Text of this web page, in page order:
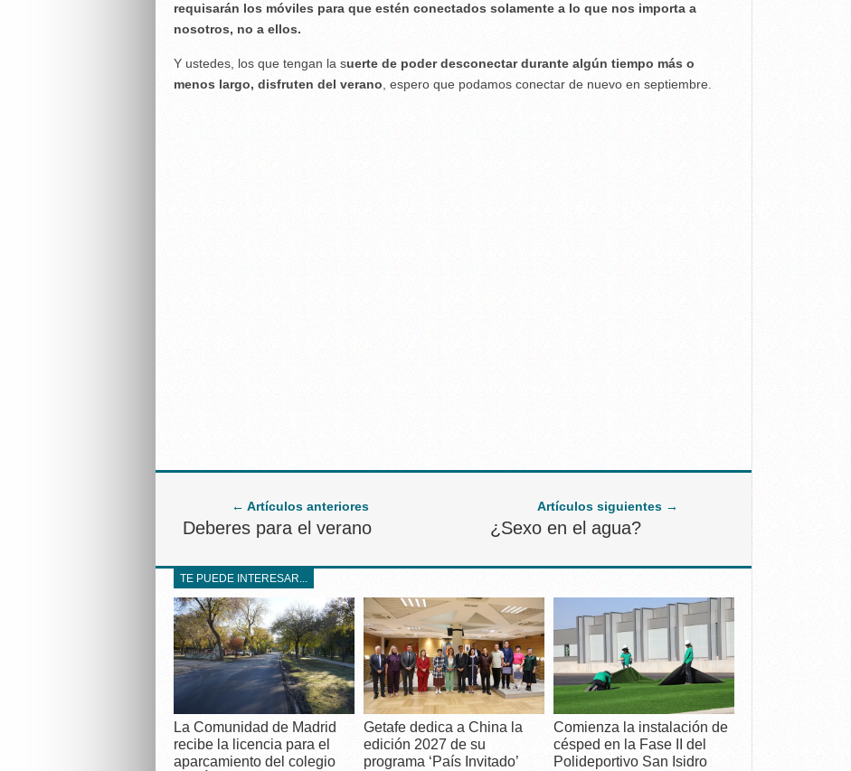
requisarán los móviles para que estén conectados solamente a lo que nos importa a
nosotros, no a ellos.
Y ustedes, los que tengan la suerte de poder desconectar durante algún tiempo más o
menos largo, disfruten del verano , espero que podamos conectar de nuevo en septiembre.
← Artículos anteriores
Deberes para el verano
Artículos siguientes →
¿Sexo en el agua?
TE PUEDE INTERESAR...
La Comunidad de Madrid
recibe la licencia para el
aparcamiento del colegio
Getafe dedica a China la
edición 2027 de su
programa ‘País Invitado’
Comienza la instalación de
césped en la Fase II del
Polideportivo San Isidro